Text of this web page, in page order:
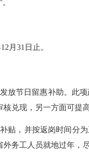
12 月 31 日止。
放节日留惠补助。此
兑现，另一方面可提
贴，并按返岗时间分
务工人员就地过年，